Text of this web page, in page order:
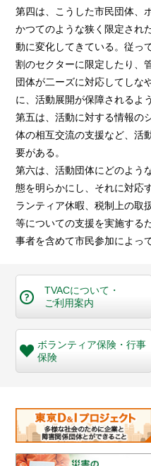
第四は、こうした市民団体、
かつてのような狭く限定され
動に変化してきている。従っ
割のセクターに限定したり、
団体が二ーズに対応してしな
に、活動展開が保障されるよ
第五は、活動に対する情報の
体の相互交流の支援など、活
要がある。
第六は、活動団体にどのよう
態を明らかにし、それに対応
ランティア休暇、税制上の取
等についての支援を実施する
事者を含めて市民参加によっ
TVACについて・
ご利用案内
ボランティア保険・行事
保険